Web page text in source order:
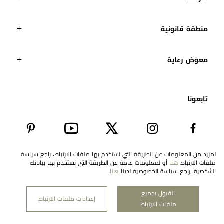
منطقة قانونية
معوَض رعاية
تابعونا​
Saudi Arabia
EN
حقوق النشر لمعوّض
لمزيد من المعلومات عن الطريقة التي نستخدم بها ملفات الارتباط، راجع سياسة
ملفات الارتباط هنا
أو لمعلومات عامة عن الطريقة التي نستخدم بها بياناتك
الشخصية، راجع سياسة الخصوصية لدينا هنا.
القبول بجميع
ملفات الارتباط
إعدادات ملفات الارتباط